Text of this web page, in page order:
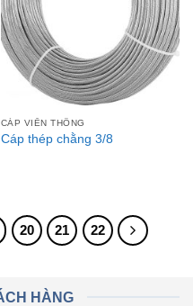
CÁP VIỄN THÔNG
Cáp thép chằng 3/8
20 21 22
HÀNG